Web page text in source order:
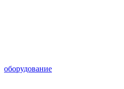
оборудование